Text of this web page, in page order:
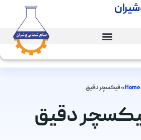
Home
»فیکسچر دقیق